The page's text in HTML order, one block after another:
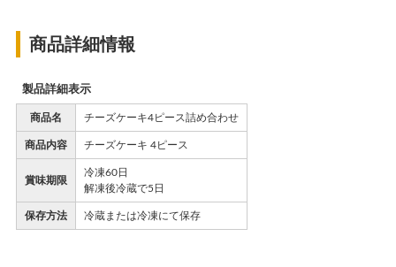
商品詳細情報
製品詳細表示
商品名 チーズケーキ4ピース詰め合わせ
商品内容 チーズケーキ 4ピース
賞味期限
冷凍60日
解凍後冷蔵で5日
保存方法 冷蔵または冷凍にて保存